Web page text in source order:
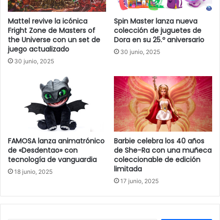
Mattel revive la icónica
Fright Zone de Masters of
the Universe con un set de
juego actualizado
30 junio, 2025
Spin Master lanza nueva
colección de juguetes de
Dora en su 25.º aniversario
30 junio, 2025
FAMOSA lanza animatrónico
de «Desdentao» con
tecnología de vanguardia
18 junio, 2025
Barbie celebra los 40 años
de She-Ra con una muñeca
coleccionable de edición
limitada
17 junio, 2025